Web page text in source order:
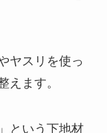
ヤスリを使っ
えます。
という下地材